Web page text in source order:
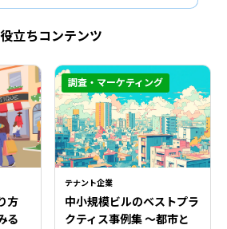
立ちコンテンツ
方
る
テナント企業
中小規模ビルのベストプラ
クティス事例集 ～都市と
調査・マーケティング